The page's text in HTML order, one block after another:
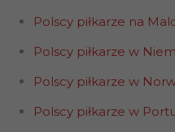
Polscy piłkarze na
Polscy piłkarze w
Polscy piłkarze w
Polscy piłkarze w